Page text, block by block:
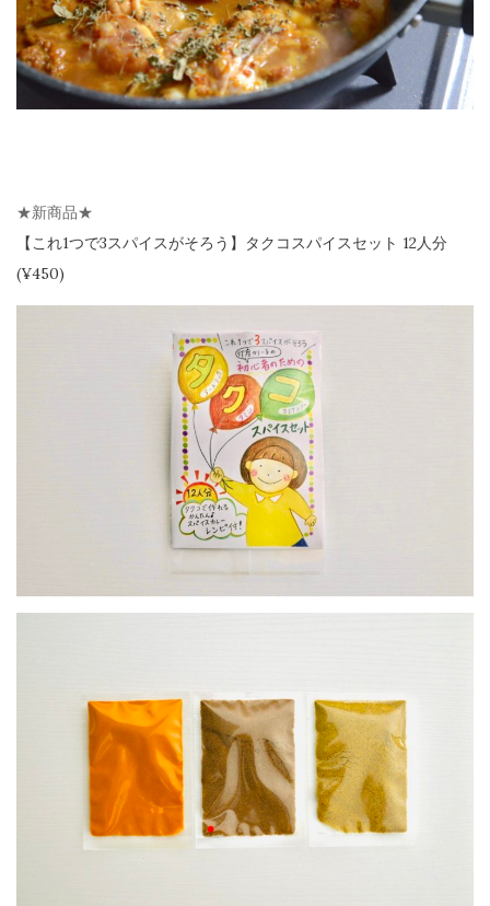
★新商品★
【これ1つで3スパイスがそろう】
タクコスパイスセット 12人分
(¥450)